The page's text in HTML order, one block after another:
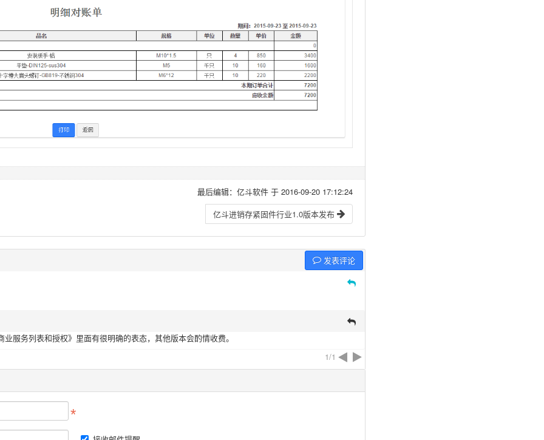
最后编辑：亿斗软件 于 2016-09-20 17:12:24
亿斗进销存紧固件行业1.0版本发布
发表评论
服务列表和授权》里面有很明确的表态，其他版本会酌情收费。
1/1